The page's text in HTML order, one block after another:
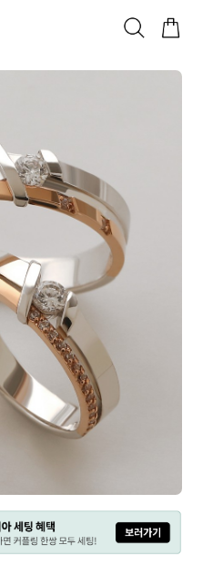
웨딩/다이아 가드링/반지